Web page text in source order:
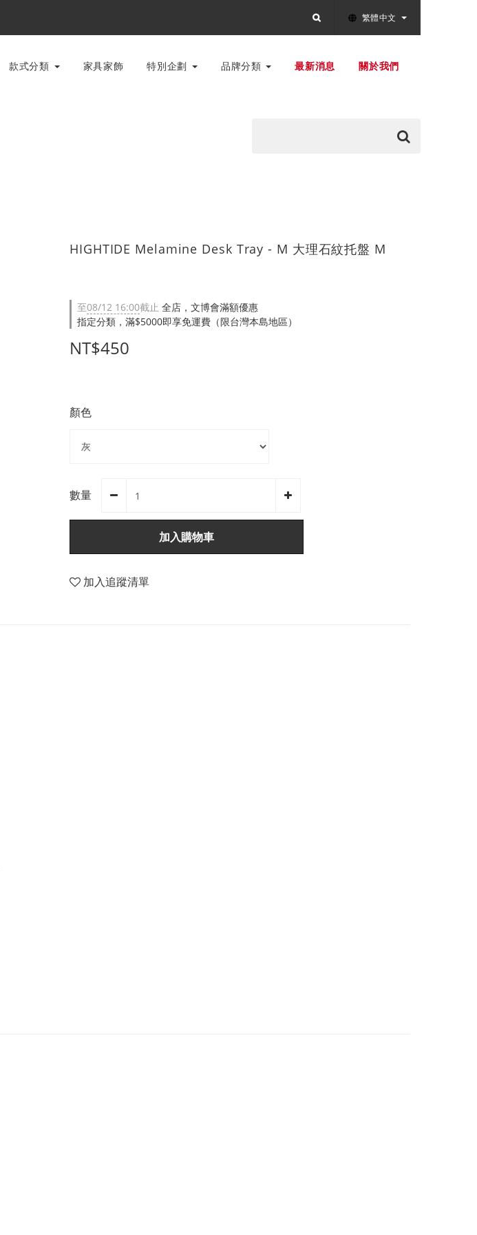
繁體中文
款式分類 家具家飾 特別企劃 品牌分類 最新消息 關於我們
HIGHTIDE Melamine Desk Tray - M 大理石紋托盤 M
至08/12 16:00截止 全店，文博會滿額優惠
指定分類，滿$5000即享免運費（限台灣本島地區）
NT$450
顏色
數量
加入購物車
加入追蹤清單